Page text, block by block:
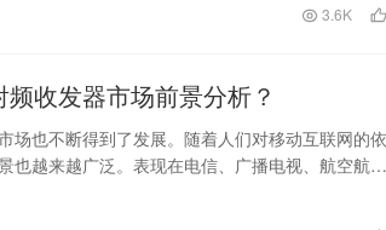
3.6K
收发器市场前景分析？
场也不断得到了发展。随着人们对移动互联网的依
也越来越广泛。表现在电信、广播电视、航空航